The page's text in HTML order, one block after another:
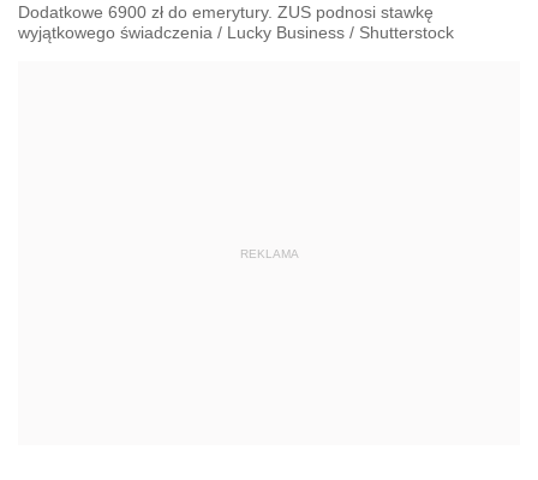
Dodatkowe 6900 zł do emerytury. ZUS podnosi stawkę
wyjątkowego świadczenia / Lucky Business / Shutterstock